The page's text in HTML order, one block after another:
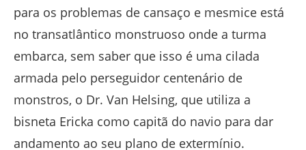
para os problemas de cansaço e mesmice está
no transatlântico monstruoso onde a turma
embarca, sem saber que isso é uma cilada
armada pelo perseguidor centenário de
monstros, o Dr. Van Helsing, que utiliza a
bisneta Ericka como capitã do navio para dar
andamento ao seu plano de extermínio.